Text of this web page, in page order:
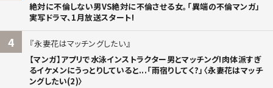
絶対に不倫しない男VS絶対に不倫させる女。「異端の不倫マンガ」
実写ドラマ、1月放送スタート!
4
永妻花はマッチングしたい
【マンガ】アプリで水泳インストラクター男とマッチング!肉体派すぎ
るイケメンにうっとりしていると...「雨宿りしてく?」〈永妻花はマッチ
ングしたい(2)〉